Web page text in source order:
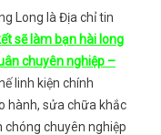
Long là Địa chỉ tin
sẽ làm bạn hài long
chuyên nghiệp –
linh kiện chính
hành, sửa chữa khắc
chóng chuyên nghiệp